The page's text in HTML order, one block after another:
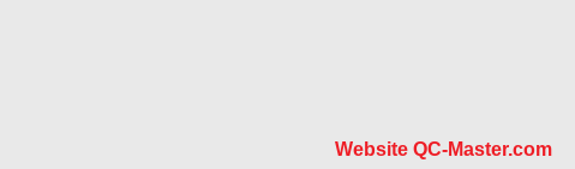
Website QC-Master.com